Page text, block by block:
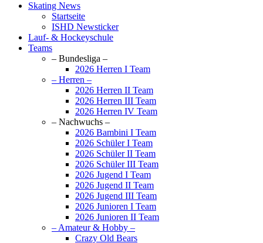
Skating News
Startseite
ISHD Newsticker
Lauf- & Hockeyschule
Teams
– Bundesliga –
2026 Herren I Team
– Herren –
2026 Herren II Team
2026 Herren III Team
2026 Herren IV Team
– Nachwuchs –
2026 Bambini I Team
2026 Schüler I Team
2026 Schüler II Team
2026 Schüler III Team
2026 Jugend I Team
2026 Jugend II Team
2026 Jugend III Team
2026 Junioren I Team
2026 Junioren II Team
– Amateur & Hobby –
Crazy Old Bears